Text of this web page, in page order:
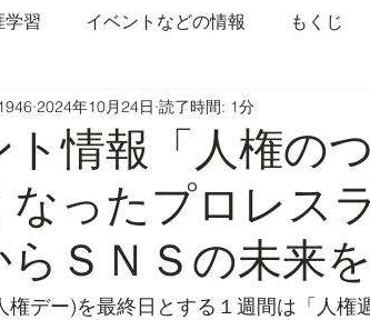
学習 イベントなどの情報 もくじ
ト情報「人権の
なったプロレス
ＳＮＳの未来
2024年10月24日 読了時間: 1分
デー)を最終日とする１週間は「人権週